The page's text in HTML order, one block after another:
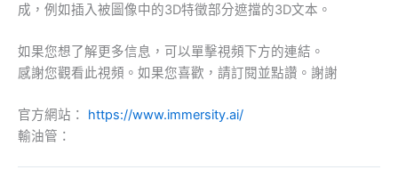
成，例如插入被圖像中的3D特徵部分遮擋的3D文本。
如果您想了解更多信息，可以單擊視頻下方的連結。
感謝您觀看此視頻。如果您喜歡，請訂閱並點讚。謝謝
官方網站： https://www.immersity.ai/
輸油管：